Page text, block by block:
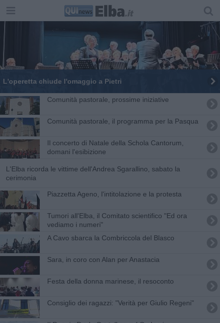
L'operetta chiude l'omaggio a Pietri
Comunità pastorale, prossime iniziative
Comunità pastorale, il programma per la Pasqua
Il concerto di Natale della Schola Cantorum,
domani l'esibizione
L'Elba ricorda le vittime dell'Andrea Sgarallino, sabato la
cerimonia
Piazzetta Ageno, l'intitolazione e la protesta
Tumori all'Elba, il Comitato scientifico "Ed ora
vediamo i numeri"
​A Cavo sbarca la Combriccola del Blasco
Sara, in coro con Alan per Anastacia
Festa della donna marinese, il resoconto
Consiglio dei ragazzi: "Verità per Giulio Regeni"